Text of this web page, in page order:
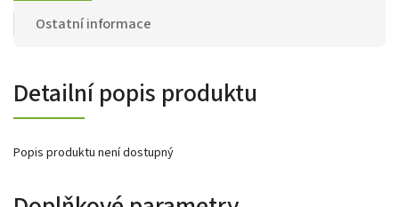
Ostatní informace
Detailní popis produktu
Popis produktu není dostupný